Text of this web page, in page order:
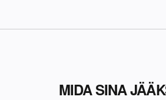
MIDA SINA